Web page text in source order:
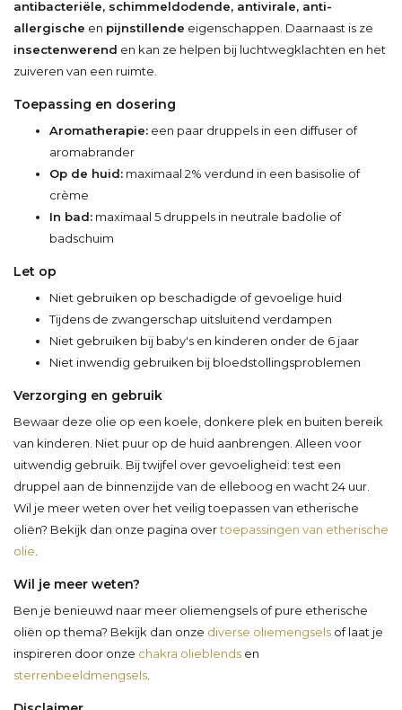
antibacteriële, schimmeldodende, antivirale, anti-
allergische en pijnstillende eigenschappen. Daarnaast is ze
insectenwerend en kan ze helpen bij luchtwegklachten en het
zuiveren van een ruimte.
Toepassing en dosering
Aromatherapie: een paar druppels in een diffuser of
aromabrander
Op de huid: maximaal 2% verdund in een basisolie of
crème
In bad: maximaal 5 druppels in neutrale badolie of
badschuim
Let op
Niet gebruiken op beschadigde of gevoelige huid
Tijdens de zwangerschap uitsluitend verdampen
Niet gebruiken bij baby's en kinderen onder de 6 jaar
Niet inwendig gebruiken bij bloedstollingsproblemen
Verzorging en gebruik
Bewaar deze olie op een koele, donkere plek en buiten bereik
van kinderen. Niet puur op de huid aanbrengen. Alleen voor
uitwendig gebruik. Bij twijfel over gevoeligheid: test een
druppel aan de binnenzijde van de elleboog en wacht 24 uur.
Wil je meer weten over het veilig toepassen van etherische
oliën? Bekijk dan onze pagina overtoepassingen van etherische
olie
Wil je meer weten?
Ben je benieuwd naar meer oliemengsels of pure etherische
oliën op thema? Bekijk dan onze diverse oliemengsels of laat je
inspireren door onze chakra olieblends en
sterrenbeeldmengsels